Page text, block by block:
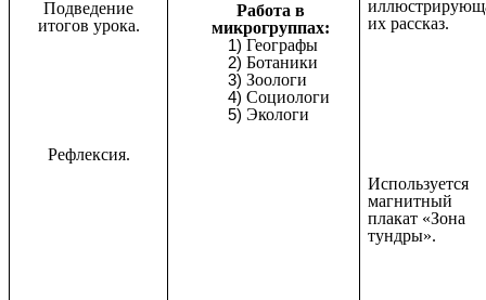
Подведение
итогов урока.
Рефлексия.
Работа в
микрогруппах:
Географы
Ботаники
Зоологи
Социологи
Экологи
их рассказ.
Используется
магнитный
плакат «Зона
тундры».